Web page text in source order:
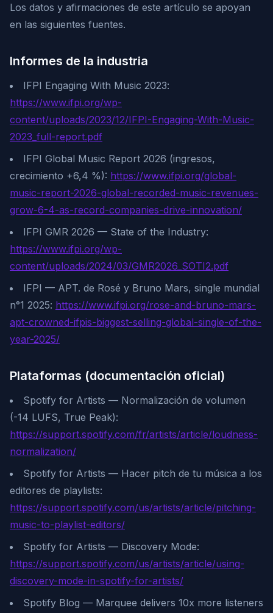
Los datos y afirmaciones de este artículo se apoyan
en las siguientes fuentes.
Informes de la industria
IFPI Engaging With Music 2023:
https://www.ifpi.org/wp-
content/uploads/2023/12/IFPI-Engaging-With-Music-
2023_full-report.pdf
IFPI Global Music Report 2026 (ingresos,
crecimiento +6,4 %): https://www.ifpi.org/global-
music-report-2026-global-recorded-music-revenues-
grow-6-4-as-record-companies-drive-innovation/
IFPI GMR 2026 — State of the Industry:
https://www.ifpi.org/wp-
content/uploads/2024/03/GMR2026_SOTI2.pdf
IFPI — APT. de Rosé y Bruno Mars, single mundial
n°1 2025: https://www.ifpi.org/rose-and-bruno-mars-
apt-crowned-ifpis-biggest-selling-global-single-of-the-
year-2025/
Plataformas (documentación oficial)
Spotify for Artists — Normalización de volumen
(-14 LUFS, True Peak):
https://support.spotify.com/fr/artists/article/loudness-
normalization/
Spotify for Artists — Hacer pitch de tu música a los
editores de playlists:
https://support.spotify.com/us/artists/article/pitching-
music-to-playlist-editors/
Spotify for Artists — Discovery Mode:
https://support.spotify.com/us/artists/article/using-
discovery-mode-in-spotify-for-artists/
Spotify Blog — Marquee delivers 10x more listeners